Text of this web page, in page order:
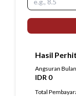
Hasil
Angsuran
IDR 0
Total